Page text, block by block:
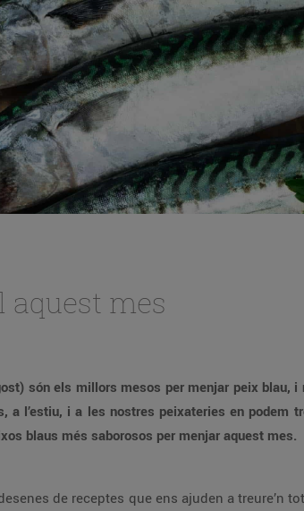
mes
són els millors mesos per menjar peix blau,
l’estiu, i a les nostres peixateries en podem
blaus més saborosos per menjar aquest mes.
de receptes que ens ajuden a treure’n